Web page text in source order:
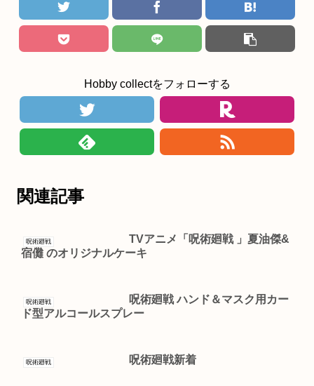
Hobby collectをフォローする
関連記事
呪術廻戦
TVアニメ「呪術廻戦 」夏油傑&
宿儺 のオリジナルケーキ
呪術廻戦
呪術廻戦 ハンド＆マスク用カー
ド型アルコールスプレー
呪術廻戦 呪術廻戦新着